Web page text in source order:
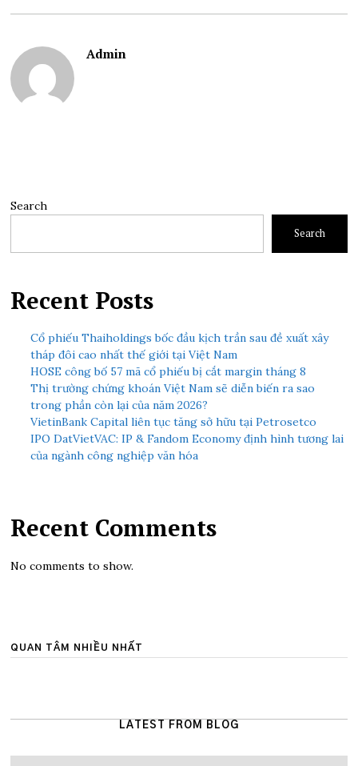
Admin
Search
Search
Recent Posts
Cổ phiếu Thaiholdings bốc đầu kịch trần sau đề xuất xây
tháp đôi cao nhất thế giới tại Việt Nam
HOSE công bố 57 mã cổ phiếu bị cắt margin tháng 8
Thị trường chứng khoán Việt Nam sẽ diễn biến ra sao
trong phần còn lại của năm 2026?
VietinBank Capital liên tục tăng sở hữu tại Petrosetco
IPO DatVietVAC: IP & Fandom Economy định hình tương lai
của ngành công nghiệp văn hóa
Recent Comments
No comments to show.
QUAN TÂM NHIỀU NHẤT
LATEST FROM BLOG